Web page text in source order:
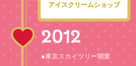
アイスクリームショップ
2012
●東京スカイツリー開業